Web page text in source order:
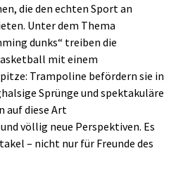
die den echten Sport an
Unter dem Thema
dunks“ treiben die
mit einem
Trampoline befördern sie in
Sprünge und spektakuläre
auf diese Art
völlig neue Perspektiven. Es
– nicht nur für Freunde des